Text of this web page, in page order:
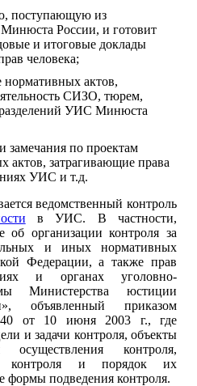
поступающую из
России, и готовит
и итоговые доклады
человека;
нормативных актов,
СИЗО, тюрем,
УИС Минюста
замечания по проектам
актов, затрагивающие права
УИС и т.д.
ведомственный контроль
в УИС. В частности,
об организации контроля за
и иных нормативных
Федерации, а также прав
и органах уголовно-
Министерства юстиции
объявленный приказом
от 10 июня 2003 г., где
и задачи контроля, объекты
осуществления контроля,
контроля и порядок их
формы подведения контроля.